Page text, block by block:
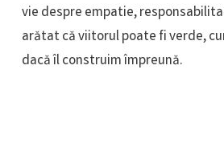
vie despre empatie,
arătat că viitorul poate fi verde,
dacă îl construim împreună.